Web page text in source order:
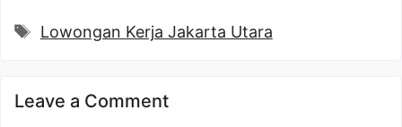
Tags
Lowongan Kerja Jakarta Utara
Leave a Comment